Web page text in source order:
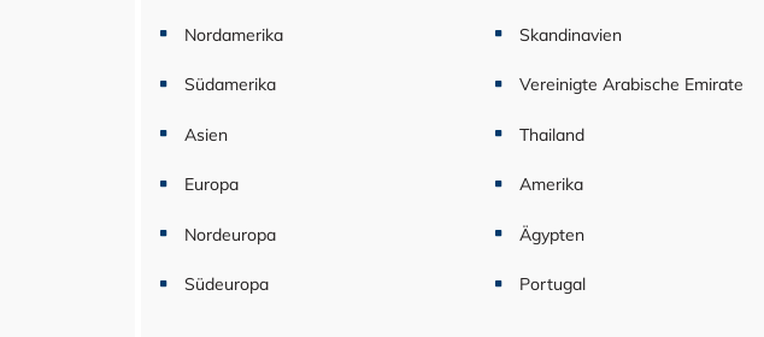
Nordamerika
Südamerika
Asien
Europa
Nordeuropa
Südeuropa
Skandinavien
Vereinigte Arabische Emirate
Thailand
Amerika
Ägypten
Portugal